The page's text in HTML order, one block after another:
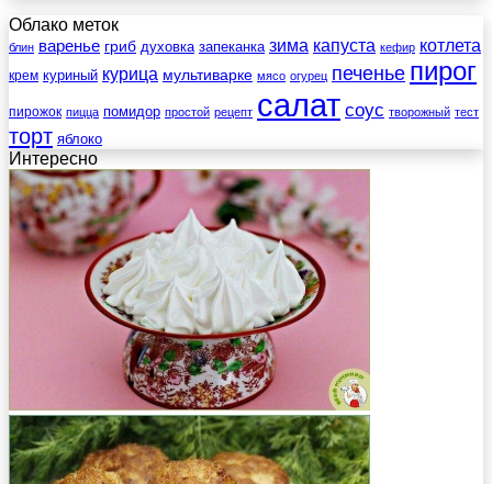
Облако меток
блин варенье гриб духовка запеканка зима капуста кефир котлета
крем куриный курица мультиварке мясо огурец печенье пирог
пирожок пицца помидор простой рецепт салат соус творожный тест
торт яблоко
Интересно